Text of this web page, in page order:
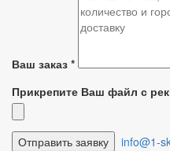
Ваш заказ *
Прикрепите Ваш файл с
info@1-